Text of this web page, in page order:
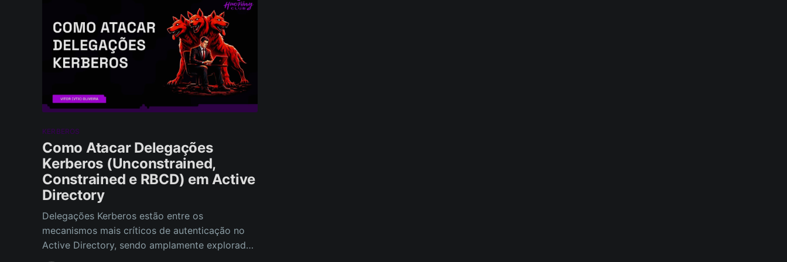
KERBEROS
Como Atacar Delegações
Kerberos (Unconstrained,
Constrained e RBCD) em Active
Directory
Delegações Kerberos estão entre os
mecanismos mais críticos de autenticação no
Active Directory, sendo amplamente exploradas
tanto em ambientes Windows corporativos